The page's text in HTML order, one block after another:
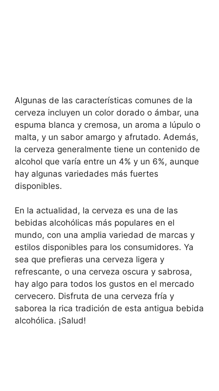
Algunas de las características comunes de la
cerveza incluyen un color dorado o ámbar, una
espuma blanca y cremosa, un aroma a lúpulo o
malta, y un sabor amargo y afrutado. Además,
la cerveza generalmente tiene un contenido de
alcohol que varía entre un 4% y un 6%, aunque
hay algunas variedades más fuertes
disponibles.
En la actualidad, la cerveza es una de las
bebidas alcohólicas más populares en el
mundo, con una amplia variedad de marcas y
estilos disponibles para los consumidores. Ya
sea que prefieras una cerveza ligera y
refrescante, o una cerveza oscura y sabrosa,
hay algo para todos los gustos en el mercado
cervecero. Disfruta de una cerveza fría y
saborea la rica tradición de esta antigua bebida
alcohólica. ¡Salud!